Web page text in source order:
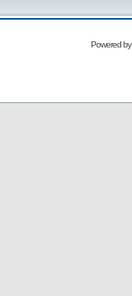
Powered by